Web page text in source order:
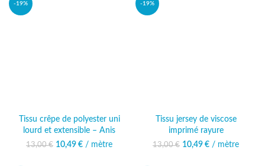
-19%
Tissu crêpe de polyester uni
lourd et extensible – Anis
13,00€
Le prix initial était :
10,49 €
Le prix
/ mètre
-19%
Tissu jersey de viscose
imprimé rayure
13,00€
Le prix initial était :
10,49 €
Le prix
/ mètre